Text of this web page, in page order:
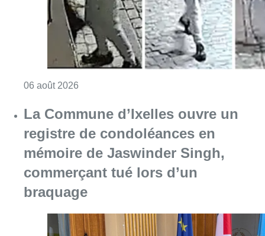
commerçant tué lors d’un
braquage